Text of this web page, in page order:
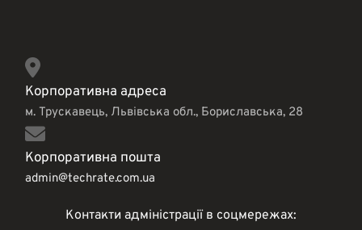
Корпоративна адреса
м. Трускавець, Львівська обл., Бориславська, 28
Корпоративна пошта
admin@techrate.com.ua
Контакти адміністрації в соцмережах: